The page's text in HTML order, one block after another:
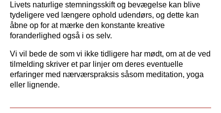
Livets naturlige stemningsskift og bevægelse kan blive
tydeligere ved længere ophold udendørs, og dette kan
åbne op for at mærke den konstante kreative
foranderlighed også i os selv.
Vi vil bede de som vi ikke tidligere har mødt, om at de ved
tilmelding skriver et par linjer om deres eventuelle
erfaringer med nærværspraksis såsom meditation, yoga
eller lignende.